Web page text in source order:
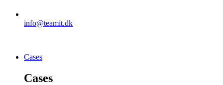
info@teamit.dk
Cases
Cases